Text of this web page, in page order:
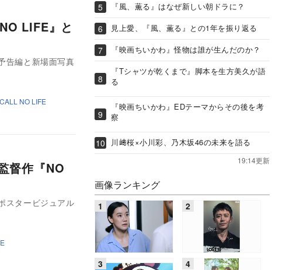
LIFE』と
告編と新場面写真
NO LIFE
督作『NO
スタービジュアル
『風、薫る』はなぜ新しい朝ドラに？
見上愛、『風、薫る』との1年を振り返る
『映画ちいかわ』怪物は誰が生んだのか？
『Tシャツが乾くまで』脚本を生方美久が語
る
『映画ちいかわ』EDテーマからその後を考
察
川﨑桜×小川彩、乃木坂46の未来を語る
19:14更新
画像ランキング